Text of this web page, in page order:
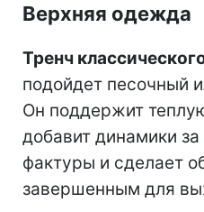
Верхняя одежда
Тренч
подойдет песочный
Он поддержит
добавит динамики
фактуры и сделает
завершенным для